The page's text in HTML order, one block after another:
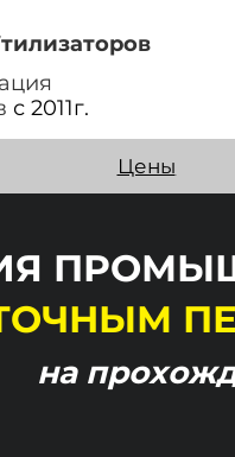
с 2011г.
Цены
на